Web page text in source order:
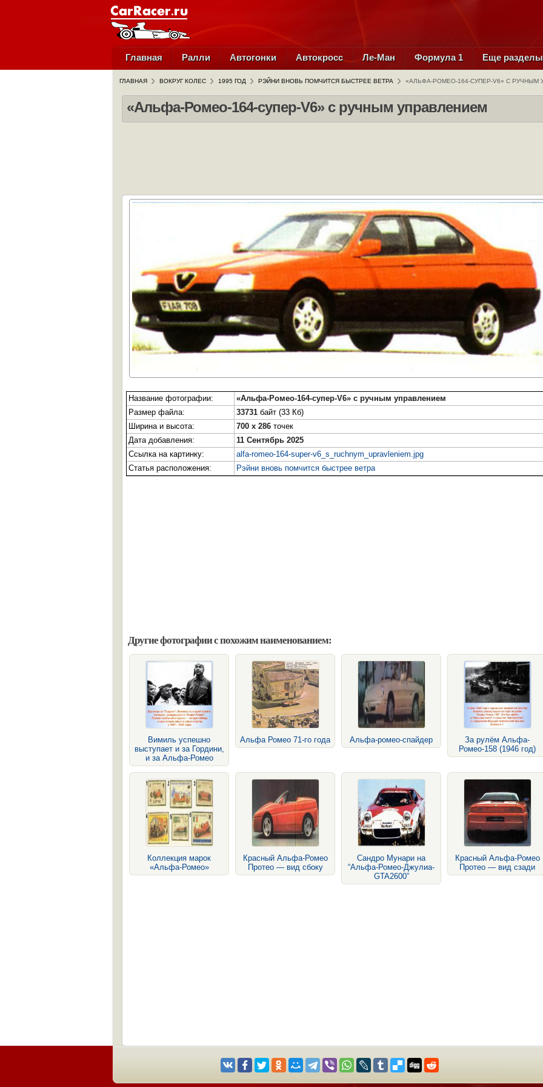
Главная Ралли Автогонки Автокросс Ле-Ман Формула 1 Еще разделы
ГЛАВНАЯ ВОКРУГ КОЛЕС 1995 ГОД РЭЙНИ ВНОВЬ ПОМЧИТСЯ БЫСТРЕЕ ВЕТРА «АЛЬФА-РОМЕО-164-СУПЕР-V6» С РУЧНЫМ
«Альфа-Ромео-164-супер-V6» с ручным управлением
Название фотографии:
«Альфа-Ромео-164-супер-V6» с ручным управлением
Размер файла:
33731 байт (33 Кб)
Ширина и высота:
700 x 286 точек
Дата добавления:
11 Сентябрь 2025
Ссылка на картинку:
alfa-romeo-164-super-v6_s_ruchnym_upravleniem.jpg
Статья расположения:
Рэйни вновь помчится быстрее ветра
Другие фотографии с похожим наименованием:
Вимиль успешно
выступает и за Гордини,
и за Альфа-Ромео
Альфа Ромео 71-го года Альфа-ромео-спайдер
За рулём Альфа-
Ромео-158 (1946 год)
Коллекция марок
«Альфа-Ромео»
Красный Альфа-Ромео
Протео — вид сбоку
Сандро Мунари на
“Альфа-Ромео-Джулиа-
GTA2600”
Красный Альфа-Ромео
Протео — вид сзади